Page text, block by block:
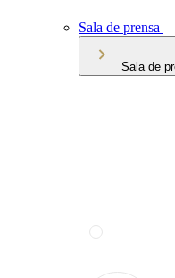
Sala de prensa
Sala de